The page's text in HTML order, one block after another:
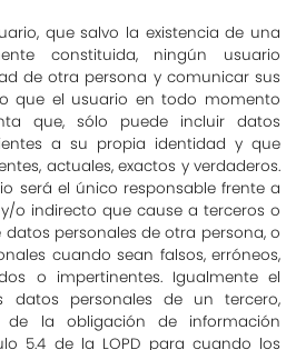
que salvo la existencia de una
constituida, ningún usuario
de otra persona y comunicar sus
que el usuario en todo momento
que, sólo puede incluir datos
a su propia identidad y que
actuales, exactos y verdaderos.
será el único responsable frente a
o indirecto que cause a terceros o
datos personales de otra persona, o
cuando sean falsos, erróneos,
o impertinentes. Igualmente el
datos personales de un tercero,
de la obligación de información
5.4 de la LOPD para cuando los